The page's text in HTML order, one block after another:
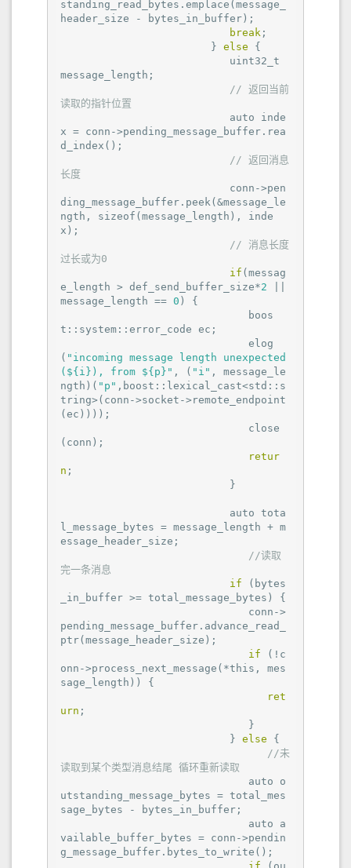
standing_read_bytes.emplace(message_
header_size - bytes_in_buffer);
break ;
                        }
else {
message_length;
// 返回当前
读取的指针位置
x = conn->pending_message_buffer.rea
d_index();
// 返回消息
长度
ding_message_buffer.peek(&message_le
ngth, sizeof(message_length), inde
x);
// 消息长度
过长或为0
if (messag
e_length > def_send_buffer_size*2
message_length == 0 ) {
t::system::error_code ec;
( "incoming message length unexpected
(${i}), from ${p}" , ( "i" , message_le
ngth)( "p" ,boost::lexical_cast<std::s
tring>(conn->socket->remote_endpoint
(ec))));
(conn);
retur
n ;
l_message_bytes = message_length + m
essage_header_size;
//读取
完一条消息
if (bytes
_in_buffer >= total_message_bytes) {
pending_message_buffer.advance_read_
ptr(message_header_size);
if (!c
onn->process_next_message(*this, mes
sage_length)) {
ret
urn ;
                           }
else {
//未
读取到某个类型消息结尾 循环重新读取
utstanding_message_bytes = total_mes
sage_bytes - bytes_in_buffer;
vailable_buffer_bytes = conn->pendin
g_message_buffer.bytes_to_write();